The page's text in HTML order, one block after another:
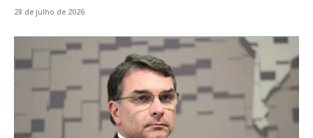
28 de julho de 2026